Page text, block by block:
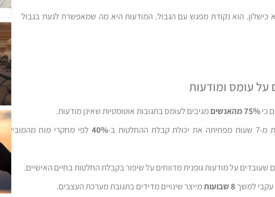
כישלון. הוא נקודת מפגש עם הגבול. המודעות היא מה שמאפשרת לגעת בגבול
על עומס ומודעות
כי75% מהאנשים
מגיבים לעומס בתגובות אוטומטיות שאינן מודעות.
ההחלטות ב-
40% לפי מחקרי מוח מהמובילים
שעובדים על מודעות גופנית מדווחים על שיפור בקבלת החלטות בחיים האישיים.
עקבי למשך 8 שבועות מייצר שינויים מדידים בתגובת מערכת העצבים.